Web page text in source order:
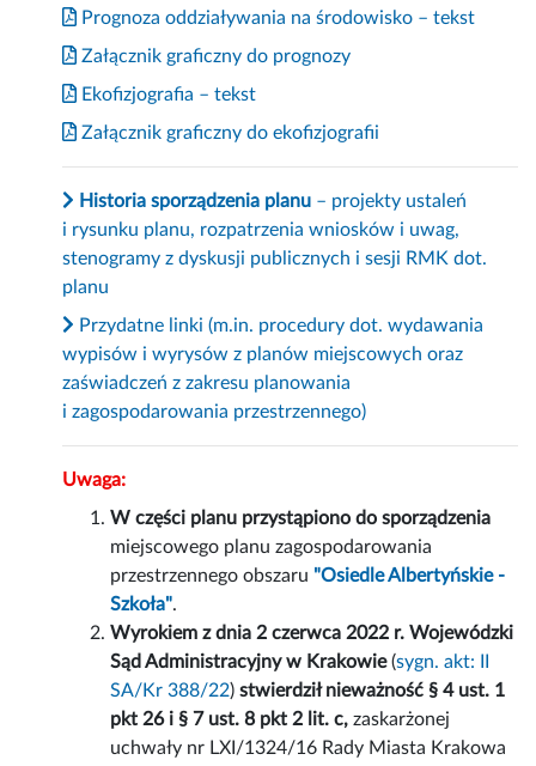
Prognoza oddziaływania na środowisko – tekst
Załącznik graficzny do prognozy
Ekofizjografia – tekst
Załącznik graficzny do ekofizjografii
Historia sporządzenia planu – projekty ustaleń
i rysunku planu, rozpatrzenia wniosków i uwag,
stenogramy z dyskusji publicznych i sesji RMK dot.
planu
Przydatne linki (m.in. procedury dot. wydawania
wypisów i wyrysów z planów miejscowych oraz
zaświadczeń z zakresu planowania
i zagospodarowania przestrzennego)
Uwaga:
W części planu przystąpiono do sporządzenia
miejscowego planu zagospodarowania
przestrzennego obszaru "Osiedle Albertyńskie -
Szkoła".
Wyrokiem z dnia 2 czerwca 2022 r. Wojewódzki
Sąd Administracyjny w Krakowie(sygn. akt: II
SA/Kr 388/22)stwierdził nieważność § 4 ust. 1
pkt 26 i § 7 ust. 8 pkt 2 lit. c, zaskarżonej
uchwały nr LXI/1324/16 Rady Miasta Krakowa